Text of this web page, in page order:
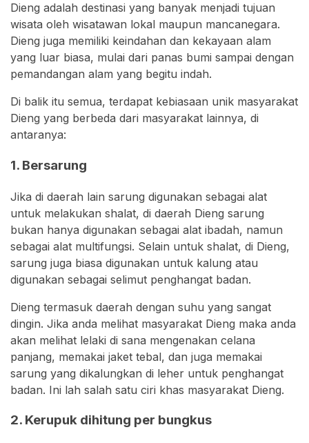
Dieng adalah destinasi yang banyak menjadi tujuan
wisata oleh wisatawan lokal maupun mancanegara.
Dieng juga memiliki keindahan dan kekayaan alam
yang luar biasa, mulai dari panas bumi sampai dengan
pemandangan alam yang begitu indah.
Di balik itu semua, terdapat kebiasaan unik masyarakat
Dieng yang berbeda dari masyarakat lainnya, di
antaranya:
1. Bersarung
Jika di daerah lain sarung digunakan sebagai alat
untuk melakukan shalat, di daerah Dieng sarung
bukan hanya digunakan sebagai alat ibadah, namun
sebagai alat multifungsi. Selain untuk shalat, di Dieng,
sarung juga biasa digunakan untuk kalung atau
digunakan sebagai selimut penghangat badan.
Dieng termasuk daerah dengan suhu yang sangat
dingin. Jika anda melihat masyarakat Dieng maka anda
akan melihat lelaki di sana mengenakan celana
panjang, memakai jaket tebal, dan juga memakai
sarung yang dikalungkan di leher untuk penghangat
badan. Ini lah salah satu ciri khas masyarakat Dieng.
2. Kerupuk dihitung per bungkus